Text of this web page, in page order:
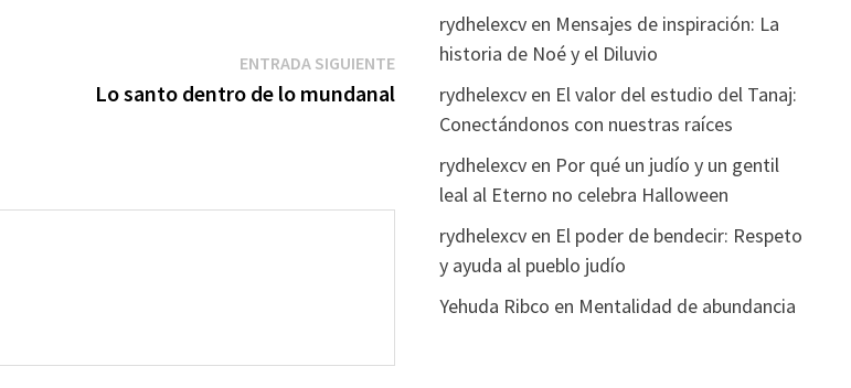
ENTRADA SIGUIENTEEntrada
siguiente:
Lo santo dentro de lo mundanal
rydhelexcven Mensajes de inspiración: La
historia de Noé y el Diluvio
rydhelexcven El valor del estudio del Tanaj:
Conectándonos con nuestras raíces
rydhelexcven Por qué un judío y un gentil
leal al Eterno no celebra Halloween
rydhelexcven El poder de bendecir: Respeto
y ayuda al pueblo judío
Yehuda Ribco en Mentalidad de abundancia